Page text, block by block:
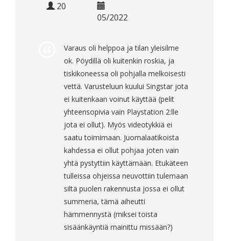
20
05/2022
Varaus oli helppoa ja tilan yleisilme
ok. Pöydillä oli kuitenkin roskia, ja
tiskikoneessa oli pohjalla melkoisesti
vettä. Varusteluun kuului Singstar jota
ei kuitenkaan voinut käyttää (pelit
yhteensopivia vain Playstation 2:lle
jota ei ollut). Myös videotykkiä ei
saatu toimimaan. Juomalaatikoista
kahdessa ei ollut pohjaa joten vain
yhtä pystyttiin käyttämään. Etukäteen
tulleissa ohjeissa neuvottiin tulemaan
siltä puolen rakennusta jossa ei ollut
summeria, tämä aiheutti
hämmennystä (miksei toista
sisäänkäyntiä mainittu missään?)